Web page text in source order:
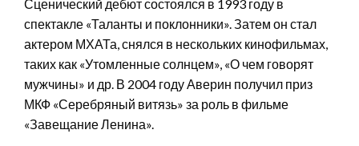
Сценический дебют состоялся в 1993 году в
спектакле «Таланты и поклонники». Затем он стал
актером МХАТа, снялся в нескольких кинофильмах,
таких как «Утомленные солнцем», «О чем говорят
мужчины» и др. В 2004 году Аверин получил приз
МКФ «Серебряный витязь» за роль в фильме
«Завещание Ленина».